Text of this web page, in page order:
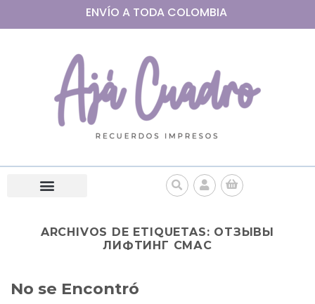
ENVÍO A TODA COLOMBIA
ARCHIVOS DE ETIQUETAS: ОТЗЫВЫ
ЛИФТИНГ СМАС
No se Encontró